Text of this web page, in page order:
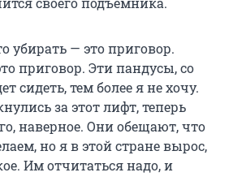
убирать — это приговор.
приговор. Эти пандусы, со
сидеть, тем более я не хочу.
за этот лифт, теперь
наверное. Они обещают, что
но я в этой стране вырос,
Им отчитаться надо, и